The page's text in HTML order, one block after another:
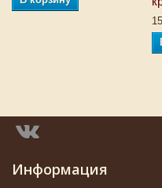
Информация